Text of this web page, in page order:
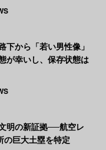
下から「若い男性像」
が幸いし、保存状態は
明の新証拠──航空レ
の巨大土塁を特定